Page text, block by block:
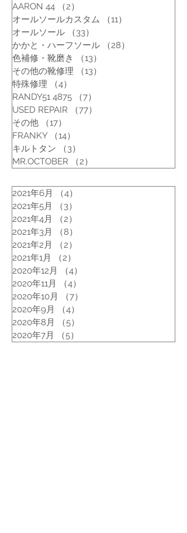
AARON 44
（2）
オールソールカスタム
（11）
オールソール
（33）
かかと・ハーフソール
（28）
色補修・靴磨き
（13）
その他の靴修理
（13）
特殊修理
（4）
RANDY51 4875
（7）
USED REPAIR
（77）
その他
（17）
FRANKY
（14）
キルトタン
（3）
MR.OCTOBER
（2）
2021年6月 （4）
2021年5月
（3）
2021年4月
（2）
2021年3月
（8）
2021年2月
（2）
2021年1月
（2）
2020年12月
（4）
2020年11月
（4）
2020年10月
（7）
2020年9月
（4）
2020年8月
（5）
2020年7月
（5）